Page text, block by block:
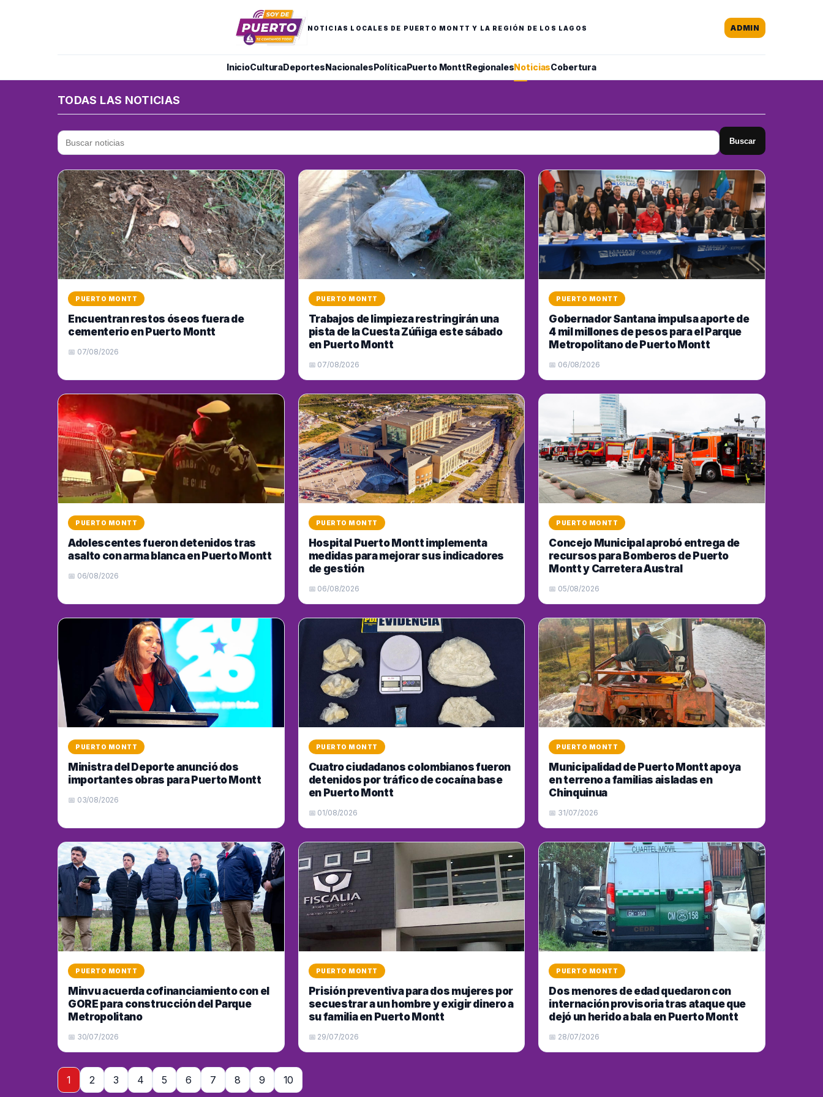
NOTICIAS LOCALES DE PUERTO MONTT Y LA REGIÓN DE LOS LAGOS
InicioCulturaDeportesNacionalesPolíticaPuerto MonttRegionalesNoticiasCobertura
ADMIN
TODAS LAS NOTICIAS
Buscar
PUERTO MONTT
Encuentran restos óseos fuera de
cementerio en Puerto Montt
📅 07/08/2026
PUERTO MONTT
Trabajos de limpieza restringirán una
pista de la Cuesta Zúñiga este sábado
en Puerto Montt
📅 07/08/2026
PUERTO MONTT
Gobernador Santana impulsa aporte de
4 mil millones de pesos para el Parque
Metropolitano de Puerto Montt
📅 06/08/2026
PUERTO MONTT
Adolescentes fueron detenidos tras
asalto con arma blanca en Puerto Montt
📅 06/08/2026
PUERTO MONTT
Hospital Puerto Montt implementa
medidas para mejorar sus indicadores
de gestión
📅 06/08/2026
PUERTO MONTT
Concejo Municipal aprobó entrega de
recursos para Bomberos de Puerto
Montt y Carretera Austral
📅 05/08/2026
PUERTO MONTT
Ministra del Deporte anunció dos
importantes obras para Puerto Montt
📅 03/08/2026
PUERTO MONTT
Cuatro ciudadanos colombianos fueron
detenidos por tráfico de cocaína base
en Puerto Montt
📅 01/08/2026
PUERTO MONTT
Municipalidad de Puerto Montt apoya
en terreno a familias aisladas en
Chinquinua
📅 31/07/2026
PUERTO MONTT
Minvu acuerda cofinanciamiento con el
GORE para construcción del Parque
Metropolitano
📅 30/07/2026
PUERTO MONTT
Prisión preventiva para dos mujeres por
secuestrar a un hombre y exigir dinero a
su familia en Puerto Montt
📅 29/07/2026
PUERTO MONTT
Dos menores de edad quedaron con
internación provisoria tras ataque que
dejó un herido a bala en Puerto Montt
📅 28/07/2026
1 2 3 4 5 6 7 8 9 10